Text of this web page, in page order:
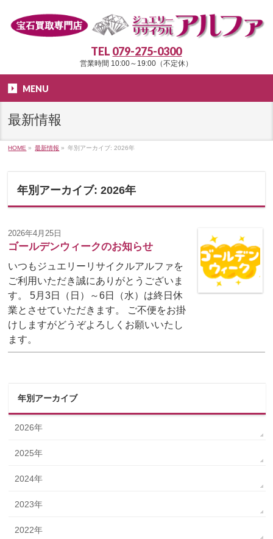
TEL 079-275-0300
営業時間 10:00～19:00（不定休）
MENU
最新情報
HOME » 最新情報 » 年別アーカイブ: 2026年
年別アーカイブ: 2026年
2026年4月25日
ゴールデンウィークのお知らせ
いつもジュエリーリサイクルアルファを
ご利用いただき誠にありがとうございま
す。 5月3日（日）～6日（水）は終日休
業とさせていただきます。 ご不便をお掛
けしますがどうぞよろしくお願いいたし
ます。
年別アーカイブ
2026年
2025年
2024年
2023年
2022年